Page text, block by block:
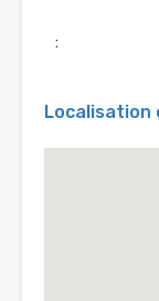
:
Localisation